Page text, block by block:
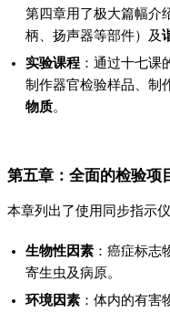
第四章用了极大篇幅介
柄、扬声器等部件）及
实验课程 ：通过十七课
制作器官检验样品、制
物质。
第五章：全面的检验项
本章列出了使用同步指示
生物性因素 ：癌症标志
寄生虫及病原。
环境因素 ：体内的有害